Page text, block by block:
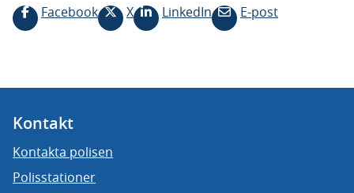
Facebook
X LinkedIn E-post
Kontakt
Kontakta polisen
Polisstationer